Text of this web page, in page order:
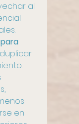
al
para
en